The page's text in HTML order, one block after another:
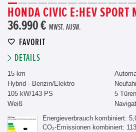
HONDA CIVIC E:HEV SPORT
36.990 € MWST. AUSW.
FAVORIT
DETAILS
15 km
Hybrid - Benzin/Elektro
105 kW/143 PS
Weiß
5 Türen
Energieverbrauch kombiniert:
CO₂-Emissionen kombiniert: